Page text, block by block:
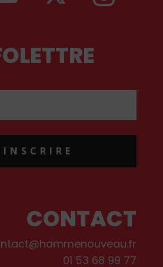
CONTACT
01 53 68 99 77